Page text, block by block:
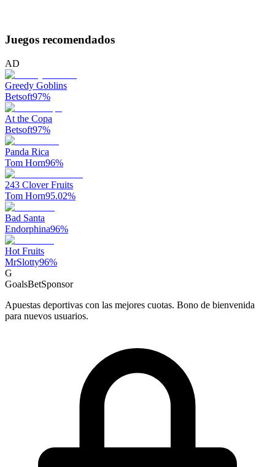
Juegos recomendados
AD
Greedy Goblins
Betsoft97%
At the Copa
Betsoft97%
Panda Rica
Tom Horn96%
243 Clover Fruits
Tom Horn95.02%
Bad Santa
Endorphina96%
Hot Fruits
MrSlotty96%
G
GoalsBetSponsor
Apuestas deportivas con las mejores cuotas. Bono de bienvenida
para nuevos usuarios.